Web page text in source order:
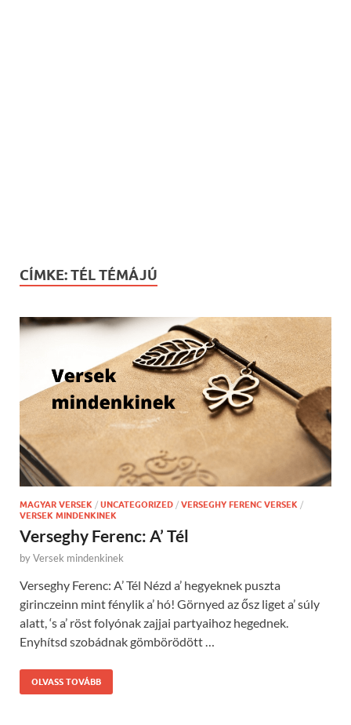
CÍMKE:TÉL TÉMÁJÚ
MAGYAR VERSEK / UNCATEGORIZED / VERSEGHY FERENC VERSEK /
VERSEK MINDENKINEK
Verseghy Ferenc: A’ Tél
byVersek mindenkinek
Verseghy Ferenc: A’ Tél Nézd a’ hegyeknek puszta
girinczeinn mint fénylik a’ hó! Görnyed az ősz liget a’ súly
alatt, ‘s a’ röst folyónak zajjai partyaihoz hegednek.
Enyhítsd szobádnak gömbörödött …
OLVASS TOVÁBB